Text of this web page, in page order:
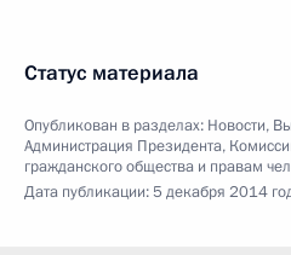
Статус материала
Опубликован в разделах: Новости,
Администрация Президента,
гражданского общества и правам
Дата публикации:5 декабря 2014